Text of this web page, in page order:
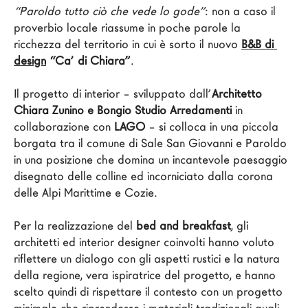
Architetti
LAGO Homes
News
Cataloghi
Contatti
Lavora con noi
Language
“Paroldo tutto ciò che vede lo gode”: non a caso il
proverbio locale riassume in poche parole la
ricchezza del territorio in cui è sorto il nuovo B&B di
design “Ca’ di Chiara”.
Il progetto di interior – sviluppato dall’Architetto
Chiara Zunino e Bongio Studio Arredamenti in
collaborazione con LAGO – si colloca in una piccola
borgata tra il comune di Sale San Giovanni e Paroldo
in una posizione che domina un incantevole paesaggio
disegnato delle colline ed incorniciato dalla corona
delle Alpi Marittime e Cozie.
Per la realizzazione del bed and breakfast, gli
architetti ed interior designer coinvolti hanno voluto
riflettere un dialogo con gli aspetti rustici e la natura
della regione, vera ispiratrice del progetto, e hanno
scelto quindi di rispettare il contesto con un progetto